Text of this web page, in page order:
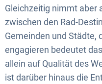
und
Deutschland
Gleichzeitig nimmt aber
zwischen den Rad-
Gemeinden und Städte,
engagieren bedeutet
allein auf Qualität des
ist darüber hinaus die